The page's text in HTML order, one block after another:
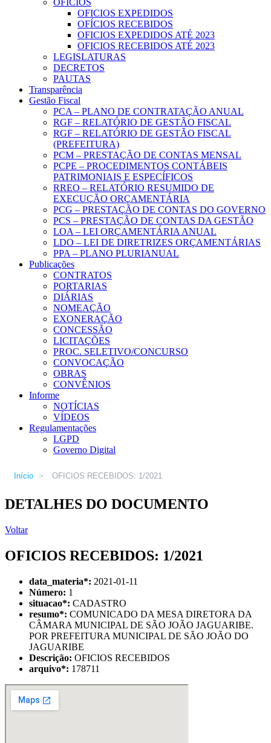
OFICIOS
OFICIOS EXPEDIDOS
OFÍCIOS RECEBIDOS
OFICIOS EXPEDIDOS ATÉ 2023
OFICIOS RECEBIDOS ATÉ 2023
LEGISLATURAS
DECRETOS
PAUTAS
Transparência
Gestão Fiscal
PCA – PLANO DE CONTRATAÇÃO ANUAL
RGF – RELATÓRIO DE GESTÃO FISCAL
RGF – RELATÓRIO DE GESTÃO FISCAL
(PREFEITURA)
PCM – PRESTAÇÃO DE CONTAS MENSAL
PCPE – PROCEDIMENTOS CONTÁBEIS
PATRIMONIAIS E ESPECÍFICOS
RREO – RELATÓRIO RESUMIDO DE
EXECUÇÃO ORÇAMENTÁRIA
PCG – PRESTAÇÃO DE CONTAS DO GOVERNO
PCS – PRESTAÇÃO DE CONTAS DA GESTÃO
LOA – LEI ORÇAMENTÁRIA ANUAL
LDO – LEI DE DIRETRIZES ORÇAMENTÁRIAS
PPA – PLANO PLURIANUAL
Publicações
CONTRATOS
PORTARIAS
DIÁRIAS
NOMEAÇÃO
EXONERAÇÃO
CONCESSÃO
LICITAÇÕES
PROC. SELETIVO/CONCURSO
CONVOCAÇÃO
OBRAS
CONVÊNIOS
Informe
NOTÍCIAS
VÍDEOS
Regulamentações
LGPD
Governo Digital
Início > OFICIOS RECEBIDOS: 1/2021
DETALHES DO DOCUMENTO
Voltar
OFICIOS RECEBIDOS: 1/2021
data_materia*: 2021-01-11
Número: 1
situacao*: CADASTRO
resumo*: COMUNICADO DA MESA DIRETORA DA
CÂMARA MUNICIPAL DE SÃO JOÃO JAGUARIBE.
POR PREFEITURA MUNICIPAL DE SÃO JOÃO DO
JAGUARIBE
Descrição: OFICIOS RECEBIDOS
arquivo*: 178711